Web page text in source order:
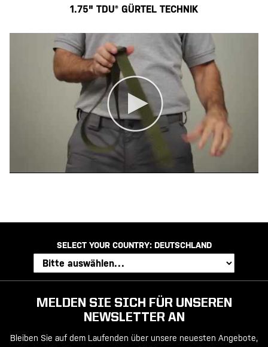
1.75" TDU® GÜRTEL TECHNIK
SELECT YOUR COUNTRY: DEUTSCHLAND
MELDEN SIE SICH FÜR UNSEREN
NEWSLETTER AN
Bleiben Sie auf dem Laufenden über unsere neuesten Angebote,